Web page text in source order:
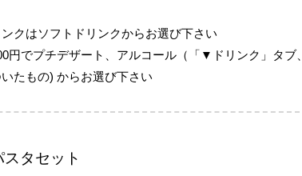
クはソフトドリンクからお選び下さい
円でプチデザート、アルコール（「▼ドリンク」タ
たもの) からお選び下さい
タセット